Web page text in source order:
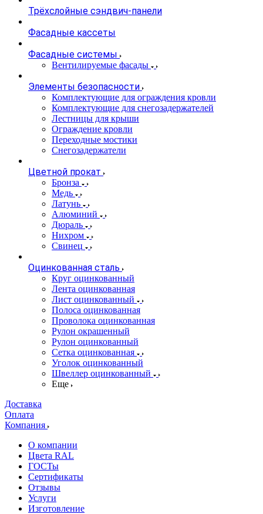
Трёхслойные сэндвич-панели
Фасадные кассеты
Фасадные системы
Вентилируемые фасады
Элементы безопасности
Комплектующие для ограждения кровли
Комплектующие для снегозадержателей
Лестницы для крыши
Ограждение кровли
Переходные мостики
Снегозадержатели
Цветной прокат
Бронза
Медь
Латунь
Алюминий
Дюраль
Нихром
Свинец
Оцинкованная сталь
Круг оцинкованный
Лента оцинкованная
Лист оцинкованный
Полоса оцинкованная
Проволока оцинкованная
Рулон окрашенный
Рулон оцинкованный
Сетка оцинкованная
Уголок оцинкованный
Швеллер оцинкованный
Еще
Доставка
Оплата
Компания
О компании
Цвета RAL
ГОСТы
Сертификаты
Отзывы
Услуги
Изготовление